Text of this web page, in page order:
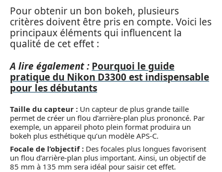
Pour obtenir un bon bokeh, plusieurs
critères doivent être pris en compte. Voici les
principaux éléments qui influencent la
qualité de cet effet :
A lire également : Pourquoi le guide
pratique du Nikon D3300 est indispensable
pour les débutants
Taille du capteur : Un capteur de plus grande taille
permet de créer un flou d’arrière-plan plus prononcé. Par
exemple, un appareil photo plein format produira un
bokeh plus esthétique qu’un modèle APS-C.
Focale de l’objectif : Des focales plus longues favorisent
un flou d’arrière-plan plus important. Ainsi, un objectif de
85 mm à 135 mm sera idéal pour saisir cet effet.